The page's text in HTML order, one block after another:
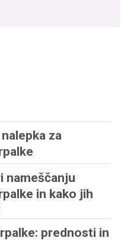
za
nameščanju
in kako jih
prednosti in